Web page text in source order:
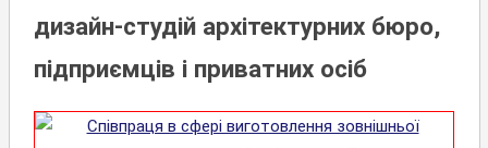
дизайн-студій архітектурних бюро,
підприємців і приватних осіб